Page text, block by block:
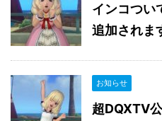
インコつい
追加されま
お知らせ
超DQXTV